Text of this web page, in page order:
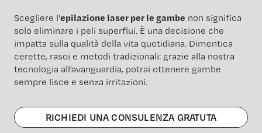
Scegliere l’epilazione laser per le gambe non significa
solo eliminare i peli superflui. È una decisione che
impatta sulla qualità della vita quotidiana. Dimentica
cerette, rasoi e metodi tradizionali: grazie alla nostra
tecnologia all’avanguardia, potrai ottenere gambe
sempre lisce e senza irritazioni.
RICHIEDI UNA CONSULENZA GRATUTA